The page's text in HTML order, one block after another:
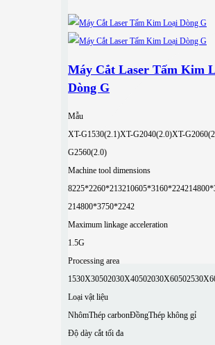
Máy Cắt Laser Tấm Kim
Dòng G
Mẫu
XT-G1530(2.1)XT-G2040(2.0)XT-
G2560(2.0)
Machine tool dimensions
8225*2260*213210605*3160*2242
214800*3750*2242
Maximum linkage acceleration
1.5G
Processing area
1530X30502030X40502030X6050
Loại vật liệu
NhômThép carbonĐồngThép không gỉ
Độ dày cắt tối đa